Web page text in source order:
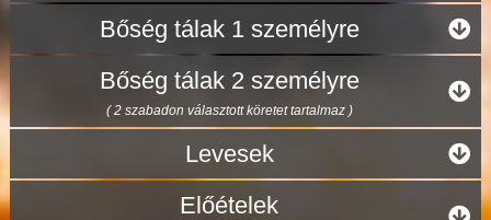
Bőség tálak 1 személyre
Bőség tálak 2 személyre
( 2 szabadon választott köretet tartalmaz )
Levesek
Előételek